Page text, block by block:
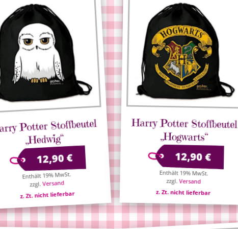
Potter Stoffbeutel
„Hedwig“
12,90€
Enthält 19% MwSt.
zzgl.Versand
Harry Potter Stoffbeutel
„Hogwarts“
12,90€
Enthält 19% MwSt.
zzgl.Versand